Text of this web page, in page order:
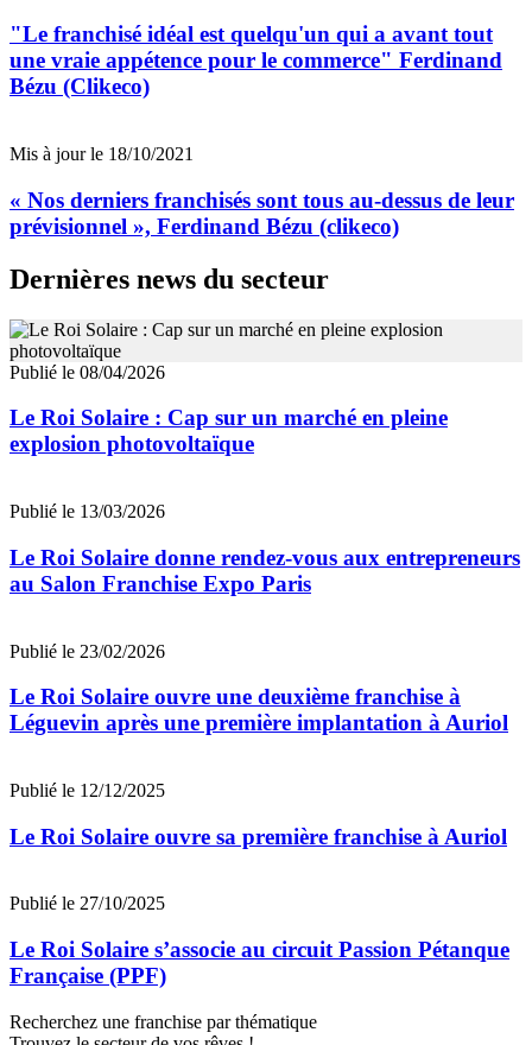
"Le franchisé idéal est quelqu'un qui a avant tout
une vraie appétence pour le commerce" Ferdinand
Bézu (Clikeco)
Mis à jour le 18/10/2021
« Nos derniers franchisés sont tous au-dessus de leur
prévisionnel », Ferdinand Bézu (clikeco)
Dernières news du secteur
Publié le 08/04/2026
Le Roi Solaire : Cap sur un marché en pleine
explosion photovoltaïque
Publié le 13/03/2026
Le Roi Solaire donne rendez-vous aux entrepreneurs
au Salon Franchise Expo Paris
Publié le 23/02/2026
Le Roi Solaire ouvre une deuxième franchise à
Léguevin après une première implantation à Auriol
Publié le 12/12/2025
Le Roi Solaire ouvre sa première franchise à Auriol
Publié le 27/10/2025
Le Roi Solaire s’associe au circuit Passion Pétanque
Française (PPF)
Recherchez une franchise par thématique